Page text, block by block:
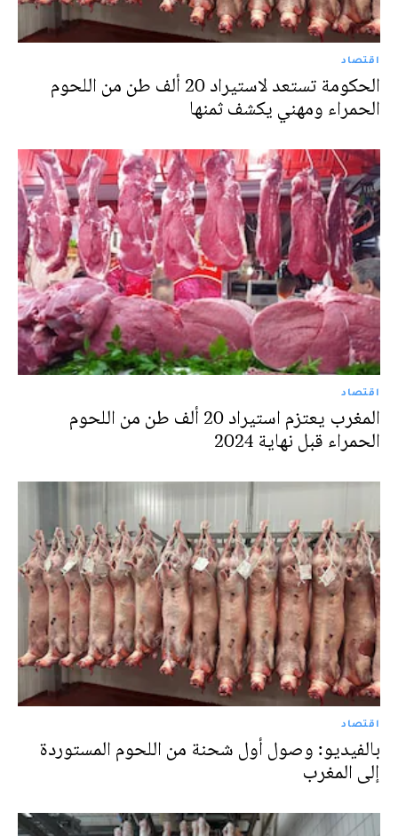
اقتصاد
الحكومة تستعد لاستيراد 20 ألف طن من اللحوم
الحمراء ومهني يكشف ثمنها
اقتصاد
المغرب يعتزم استيراد 20 ألف طن من اللحوم
الحمراء قبل نهاية 2024
اقتصاد
بالفيديو: وصول أول شحنة من اللحوم المستوردة
إلى المغرب